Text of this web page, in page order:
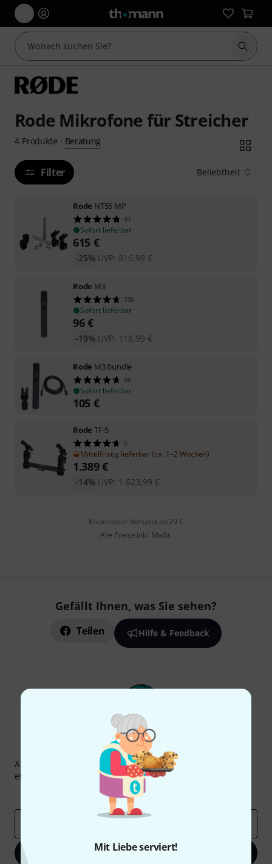
Mit Liebe serviert!
Suche
Rode Mikrofone für Streicher
4 Produkte · Beratung
Filter Beliebtheit
Rode NT55 MP
41
Sofort lieferbar
615 €
UVP: 816,99 €
-25%
Rode M3
756
Sofort lieferbar
96€
UVP: 118,99 €
-19%
Rode M3 Bundle
96
Sofort lieferbar
105 €
Rode TF-5
5
Mittelfristig lieferbar (ca. 1–2 Wochen)
1.389€
UVP: 1.623,99 €
-14%
Kostenloser Versand ab 29 €
Alle Preise inkl. MwSt.
Gefällt Ihnen, was Sie sehen?
Teilen Hilfe & Feedback
Thomann Newsletter
Abonniere den Thomann Newsletter und gewinne mit
etwas Glück einen von50 Gutscheinen
Inspirierende Beiträge
Deals
Jetzt anmelden